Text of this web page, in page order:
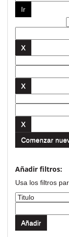
Comenzar
Añadir filtros:
Usa los filtros